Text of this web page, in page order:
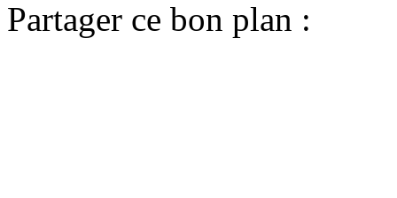
Partager ce bon plan :